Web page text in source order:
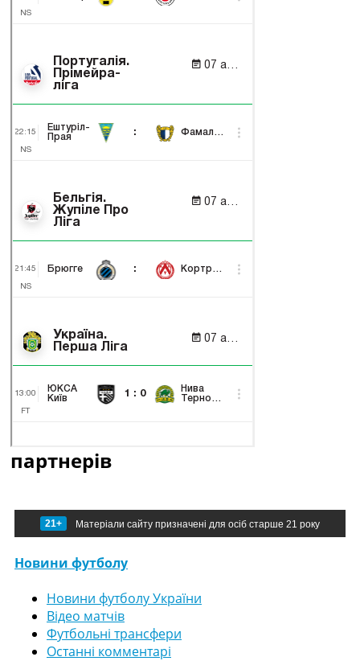
партнерів
21+ Матеріали сайту призначені для осіб старше 21 року
Новини футболу
Новини футболу України
Відео матчів
Футбольні трансфери
Останні комментарі